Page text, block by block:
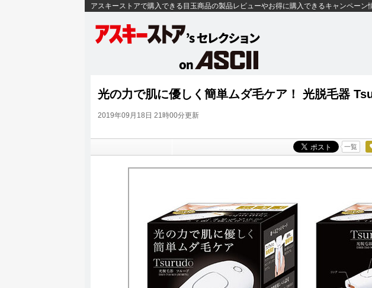
アスキーストアで購入できる目玉商品の製品レビューやお得に購入できるキャンペーン
光の力で肌に優しく簡単ムダ毛ケア！ 光脱毛器
2019年09月18日 21時00分更新
一覧